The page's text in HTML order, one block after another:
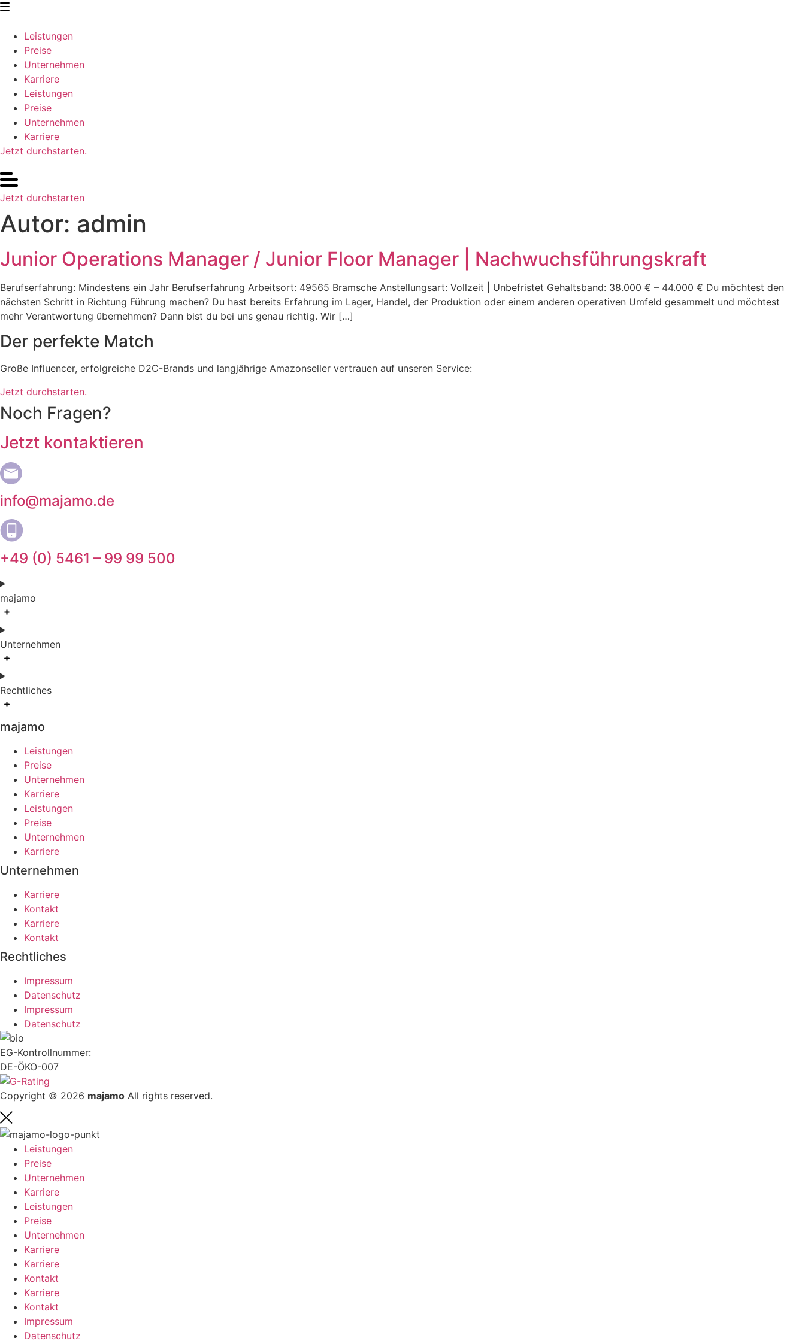
Zum
springenLeistungen
Preise
Unternehmen
Karriere
Leistungen
Preise
Unternehmen
Karriere
Jetzt durchstarten.
Jetzt durchstarten
Autor: admin
Junior Operations Manager / Junior Floor Manager | Nachwuchsführungskraft
Berufserfahrung: Mindestens ein Jahr Berufserfahrung Arbeitsort: 49565 Bramsche Anstellungsart: Vollzeit | Unbefristet Gehaltsband: 38.000 € – 44.000 € Du möchtest den
nächsten Schritt in Richtung Führung machen? Du hast bereits Erfahrung im Lager, Handel, der Produktion oder einem anderen operativen Umfeld gesammelt und möchtest
mehr Verantwortung übernehmen? Dann bist du bei uns genau richtig. Wir […]
Der perfekte Match
Große Influencer, erfolgreiche D2C-Brands und langjährige Amazonseller vertrauen auf unseren Service:
Jetzt durchstarten.
Noch Fragen?
Jetzt kontaktieren
info@majamo.de
+49 (0) 5461 – 99 99 500
majamo
Unternehmen
Rechtliches
majamo
Leistungen
Preise
Unternehmen
Karriere
Leistungen
Preise
Unternehmen
Karriere
Unternehmen
Karriere
Kontakt
Karriere
Kontakt
Rechtliches
Impressum
Datenschutz
Impressum
Datenschutz
EG-Kontrollnummer:
DE-ÖKO-007
Copyright © 2026 majamo All rights reserved.
Leistungen
Preise
Unternehmen
Karriere
Leistungen
Preise
Unternehmen
Karriere
Karriere
Kontakt
Karriere
Kontakt
Impressum
Datenschutz